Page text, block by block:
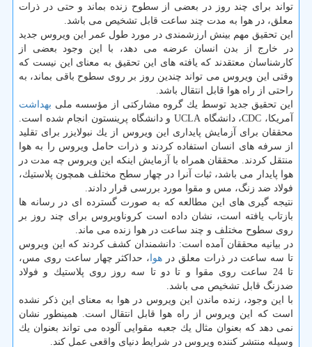
تواند برای چند روز در بعضی از سطوح زنده بماند و حتی در ذرات
معلق، در هوا به مدت چند ساعت قابل تشخیص می باشد.
این تحقیق مهم بینش ارزشمندی در مورد طول عمر این ویروس جدید
در خارج از بدن انسان عرضه می دهد، با این وجود بعضی از
كارشناسان معتقدند كه یافته های این تحقیق به معنای این نیست كه
وقتی این ویروس می تواند چندین روز بر روی سطوح باقی بماند، به
راحتی از راه هوا قابل انتقال باشد.
این تحقیق جدید توسط یك گروه مشاركتی از مؤسسه ملی بهداشت
آمریكا، CDC، دانشگاه UCLA و دانشگاه پرینستون انجام شده است.
محققان برای آزمایش پایداری این ویروس از یك نبولایزر برای تقلید
از سرفه های انسان استفاده كردند و ذرات حامل ویروس را به هوا
منتقل كردند. محققان همراه با آزمایش اینكه این ویروس چه مدت در
هوا پایدار می باشد، ثبات آنرا در چهار سطح مختلف همچون پلاستیك،
فولاد ضد زنگ، مس و مقوا مورد بررسی قرار دادند.
نتیجه گیری های این مطالعه كه به صورت گسترده ای در رسانه ها
بازتاب یافته است، نشان داده است كروناویروس برای چند روز بر
روی سطوح مختلف و چند ساعت در هوا زنده می ماند.
در بیانیه محققان آمده است: دانشمندان كشف كردند كه این ویروس
تا سه ساعت در ذرات معلق در هوا، حداكثر چهار ساعت روی مس،
تا 24 ساعت روی مقوا و تا دو تا سه روز روی پلاستیك و فولاد
ضدزنگ قابل تشخیص می باشد.
با این وجود، زنده ماندن این ویروس در هوا به معنای این ذكر نشده
است كه این ویروس از راه هوا قابل انتقال است. همینطور نشان
نمی دهد كه بعنوان مثال یك جعبه مقوایی آلوده می تواند بعنوان یك
وسیله منتشر كننده ویروس در شرایط دنیای واقعی عمل كند.